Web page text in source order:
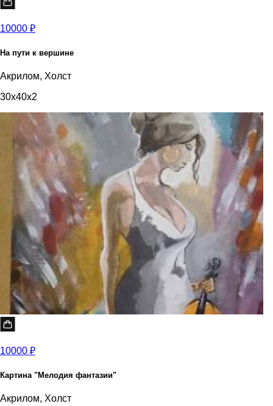
10000 ₽
На пути к вершине
Акрилом, Холст
30x40x2
10000 ₽
Картина "Мелодия фантазии"
Акрилом, Холст